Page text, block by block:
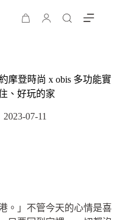
摩登時尚 x obis 多功能實
、好玩的家
2023-07-11
。」不管今天的心情是喜